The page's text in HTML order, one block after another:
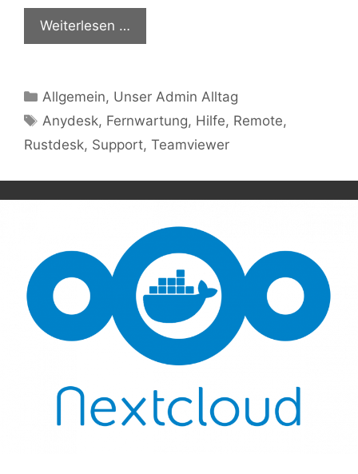
Weiterlesen …
Kategorien
Allgemein, Unser Admin Alltag
Schlagwörter
Anydesk, Fernwartung, Hilfe, Remote,
Rustdesk, Support, Teamviewer